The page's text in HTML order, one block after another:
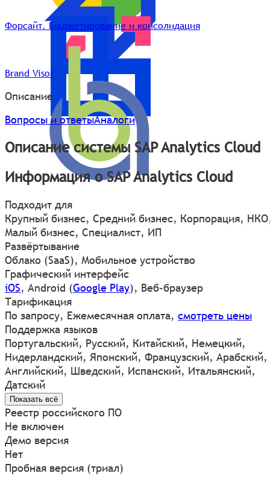
Форсайт. Бюджетирование и консолидация
Brand Visor
Описание
Вопросы и ответыАналоги
Описание системы SAP Analytics Cloud
Информация о SAP Analytics Cloud
Подходит для
Крупный бизнес, Средний бизнес, Корпорация,
Малый бизнес, Специалист, ИП
Развёртывание
Облако (SaaS), Мобильное устройство
Графический интерфейс
iOS, Android (Google Play), Веб-браузер
Тарификация
По запросу, Ежемесячная оплата, смотреть цены
Поддержка языков
Португальский, Русский, Китайский, Немецкий,
Нидерландский, Японский, Французский, Арабский,
Английский, Шведский, Испанский, Итальянский,
Датский
Показать всё
Реестр российского ПО
Не включен
Демо версия
Нет
Пробная версия (триал)